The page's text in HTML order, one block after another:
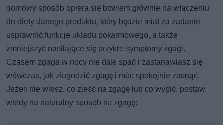
domowy sposób opiera się bowiem głównie na włączeniu
do diety danego produktu, który będzie miał za zadanie
usprawnić funkcje układu pokarmowego, a także
zmniejszyć nasilające się przykre symptomy zgagi.
Czasem zgaga w nocy nie daje spać i zastanawiasz się
wówczas, jak złagodzić zgagę i móc spokojnie zasnąć.
Jeżeli nie wiesz, co zjeść na zgagę lub co wypić, postaw
wtedy na naturalny sposób na zgagę: